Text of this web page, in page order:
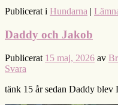
Publicerat i Hundarna |
Daddy och Jakob
Publicerat 15 maj, 2026 av
Svara
tänk 15 år sedan Daddy blev